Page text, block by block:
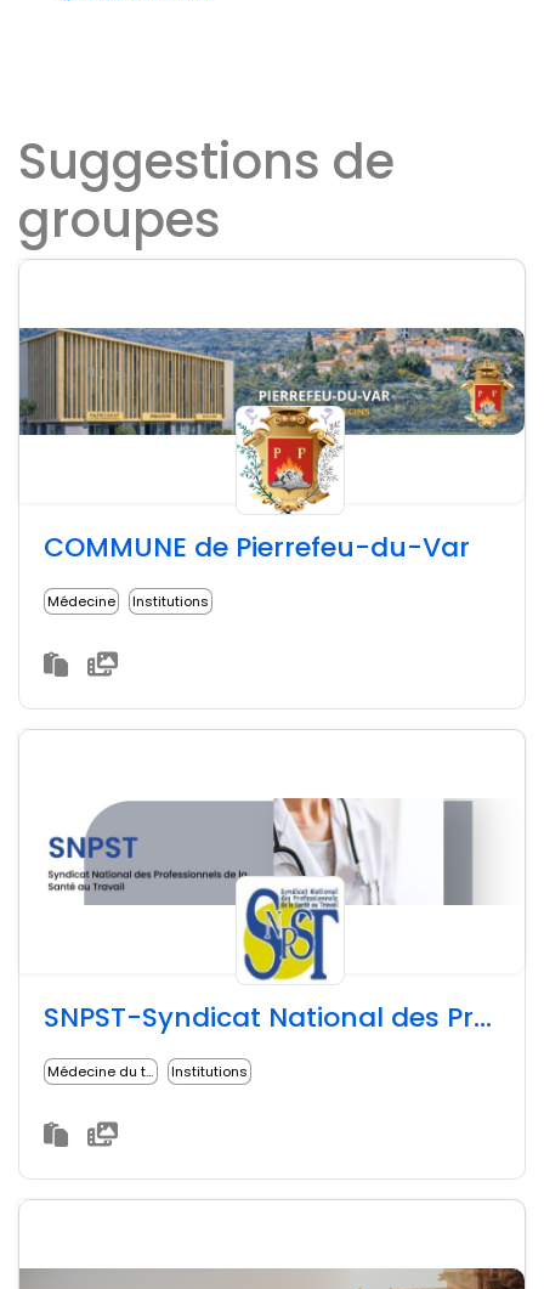
Suggestions de
groupes
COMMUNE de Pierrefeu-du-Var
Médecine Institutions
SNPST-Syndicat National des Professionnels de la Santé au Travail
Médecine du travail Institutions